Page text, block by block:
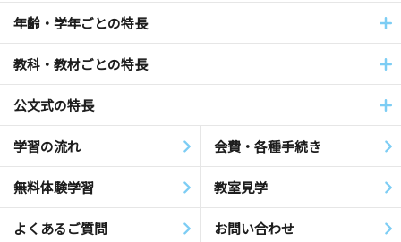
年齢・学年ごとの特長
教科・教材ごとの特長
公文式の特長
学習の流れ 会費・各種手続き
無料体験学習 教室見学
よくあるご質問 お問い合わせ